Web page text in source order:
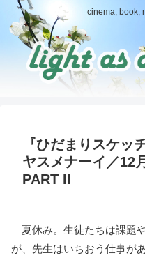
cinema, book,
『ひだまりスケッ
ヤスメナーイ／12
PART II
夏休み。生徒たちは課題
が、先生はいちおう仕事